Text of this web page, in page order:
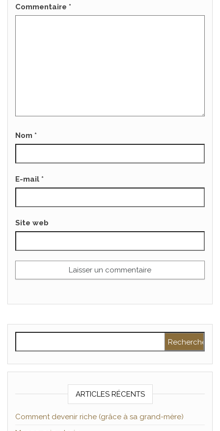
Commentaire *
Nom *
E-mail *
Site web
ARTICLES RÉCENTS
Comment devenir riche (grâce à sa grand-mère)